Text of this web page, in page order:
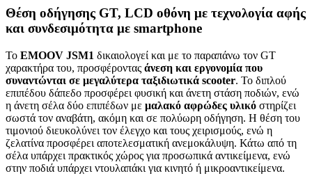
Θέση οδήγησης GT, LCD οθόνη με τεχνολογία αφής
και συνδεσιμότητα με smartphone
Το EMOOV JSM1 δικαιολογεί και με το παραπάνω τον GT
χαρακτήρα του, προσφέροντας άνεση και εργονομία που
συναντώνται σε μεγαλύτερα ταξιδιωτικά scooter. Το διπλού
επιπέδου δάπεδο προσφέρει φυσική και άνετη στάση ποδιών, ενώ
η άνετη σέλα δύο επιπέδων με μαλακό αφρώδες υλικό στηρίζει
σωστά τον αναβάτη, ακόμη και σε πολύωρη οδήγηση. Η θέση του
τιμονιού διευκολύνει τον έλεγχο και τους χειρισμούς, ενώ η
ζελατίνα προσφέρει αποτελεσματική ανεμοκάλυψη. Κάτω από τη
σέλα υπάρχει πρακτικός χώρος για προσωπικά αντικείμενα, ενώ
στην ποδιά υπάρχει ντουλαπάκι για κινητό ή μικροαντικείμενα.